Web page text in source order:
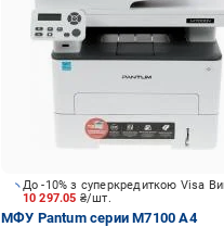
10 297.05 ₴/шт.
До -10% з суперкредиткою Visa
МФУ Pantum серии M7100 А4